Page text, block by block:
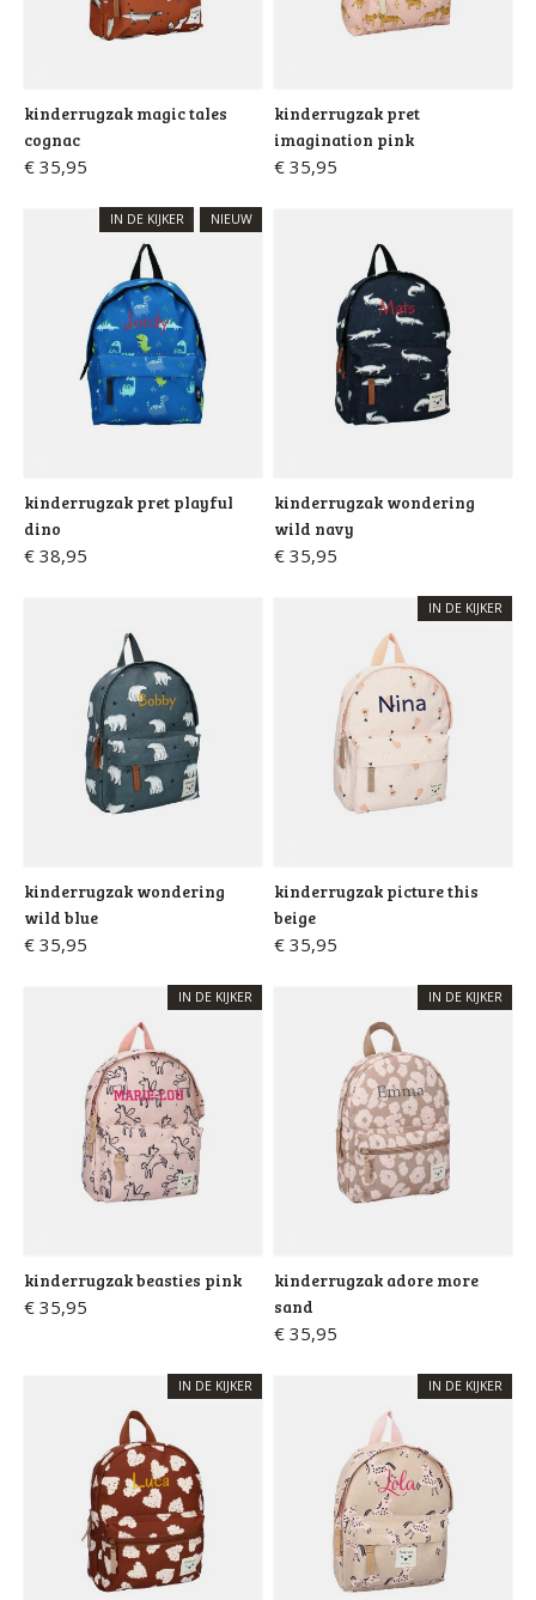
kinderrugzak magic tales
cognac
€ 35,95
kinderrugzak pret
imagination pink
€ 35,95
IN DE KIJKER NIEUW
kinderrugzak pret playful
dino
€ 38,95
kinderrugzak wondering
wild navy
€ 35,95
kinderrugzak wondering
wild blue
€ 35,95
IN DE KIJKER
kinderrugzak picture this
beige
€ 35,95
IN DE KIJKER
kinderrugzak beasties pink
€ 35,95
IN DE KIJKER
kinderrugzak adore more
sand
€ 35,95
IN DE KIJKER IN DE KIJKER